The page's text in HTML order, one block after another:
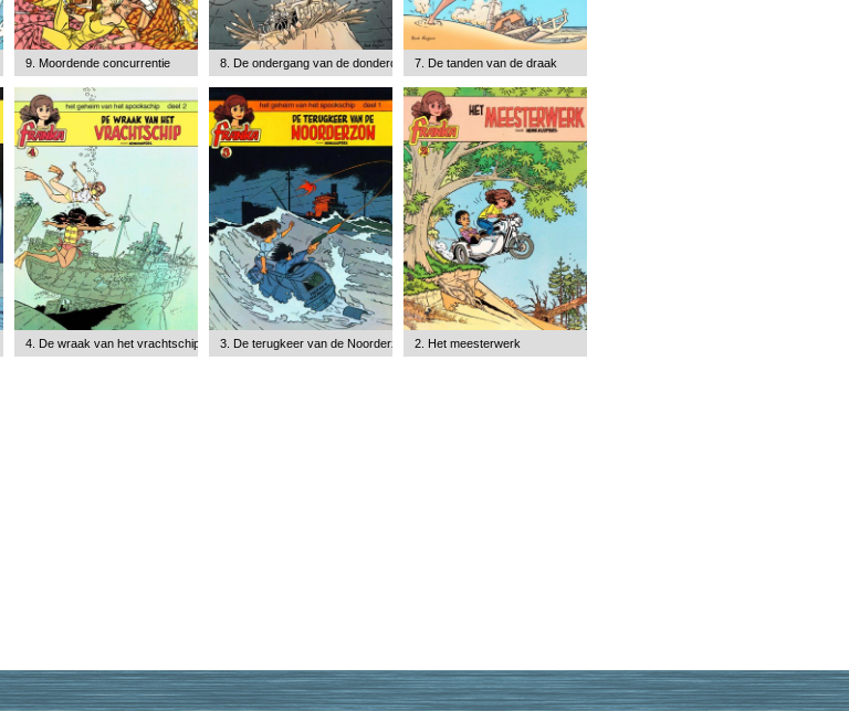
9. Moordende concurrentie 8. De ondergang van de donderdraak7. De tanden van de draak
4. De wraak van het vrachtschip 3. De terugkeer van de Noorderzon 2. Het meesterwerk